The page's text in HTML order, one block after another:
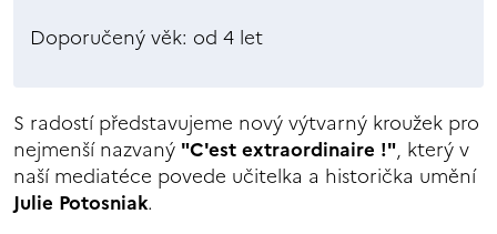
Doporučený věk: od 4 let
S radostí představujeme nový výtvarný kroužek pro
nejmenší nazvaný "C'est extraordinaire !", který v
naší mediatéce povede učitelka a historička umění
Julie Potosniak.